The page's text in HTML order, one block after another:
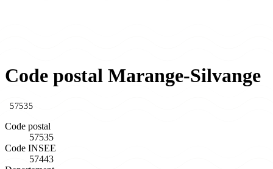
Code postal Marange-Silvange
57535
Code postal
57535
Code INSEE
57443